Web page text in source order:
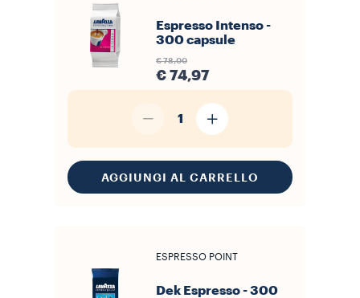
Espresso Intenso -
300 capsule
€ 78,00
€ 74,97
1
AGGIUNGI AL CARRELLO
ESPRESSO POINT
Dek Espresso - 300